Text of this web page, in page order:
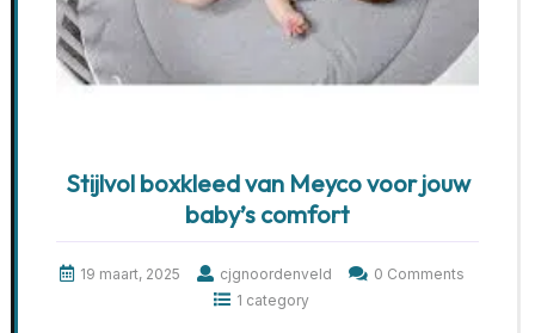
Stijlvol boxkleed van Meyco voor jouw
baby’s comfort
19 maart, 2025 cjgnoordenveld
0 Comments
1 category